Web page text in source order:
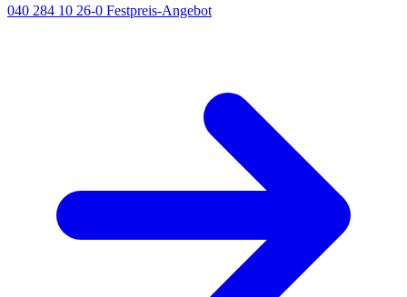
040 284 10 26-0 Festpreis-Angebot